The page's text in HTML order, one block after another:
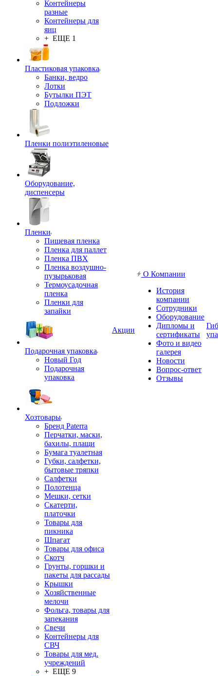
Контейнеры
разные
Контейнеры для
яиц
+ ЕЩЕ 1
Пластиковая упаковка
Банки, ведро
Лотки
Бутылки ПЭТ
Подложки
Пленки полиэтиленовые
Оборудование,
диспенсеры
Пленки
Пищевая пленка
Пленка для паллет
Пленка ПВХ
Пленка воздушно-
пузырьковая
Термоусадочная
пленка
Пленки для
запайки
Подарочная упаковка
Новый Год
Подарочная
упаковка
Хозтовары
Бренд Paterra
Перчатки, маски,
бахилы, плащи
Бумага туалетная
Губки, салфетки,
бытовые тряпки
Салфетки
Полотенца
Мешки, сетки
Скатерти,
платочки
Товары для
пикника
Шпагат
Товары для офиса
Скотч
Грунты, горшки и
пакеты для рассады
Крышки
Хозяйственные
мелочи
Фольга, товары для
запекания
Свечи
Контейнеры для
СВЧ
Товары для мед.
учреждений
+ ЕЩЕ 9
Акции
О Компании
История
компании
Сотрудники
Оборудование
Дипломы и
сертификаты
Фото и видео
галерея
Новости
Вопрос-ответ
Отзывы